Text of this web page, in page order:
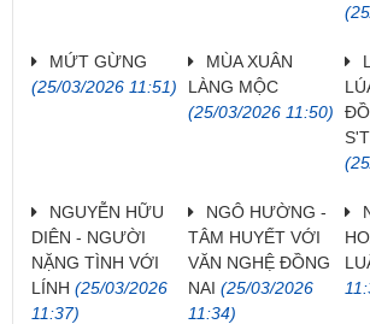
MỨT GỪNG
(25/03/2026 11:51)
MÙA XUÂN
LÀNG MỘC
(25/03/2026 11:50)
NGUYỄN HỮU
DIÊN - NGƯỜI
NẶNG TÌNH VỚI
LÍNH (25/03/2026
11:37)
NGÔ HƯỜNG -
TÂM HUYẾT VỚI
VĂN NGHỆ ĐỒNG
NAI (25/03/2026
11:34)